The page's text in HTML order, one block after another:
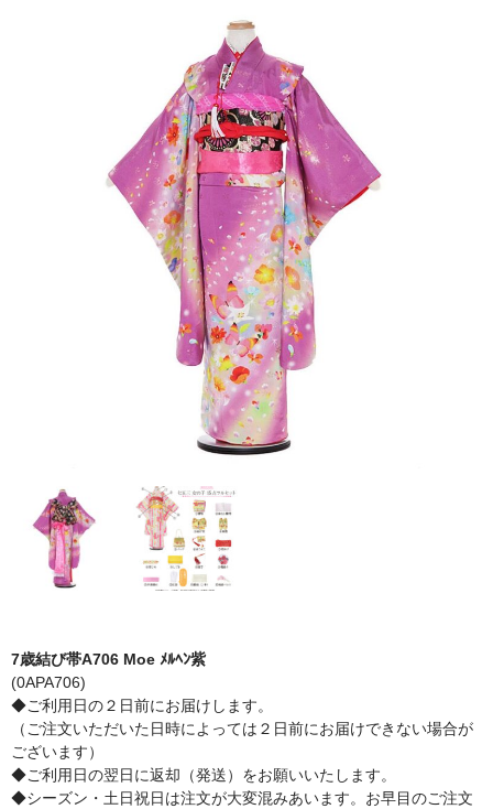
7歳結び帯A706 Moe ﾒﾙﾍﾝ紫
(0APA706)
◆ご利用日の２日前にお届けします。
（ご注文いただいた日時によっては２日前にお届けできない場合が
ございます）
◆ご利用日の翌日に返却（発送）をお願いいたします。
◆シーズン・土日祝日は注文が大変混みあいます。お早目のご注文